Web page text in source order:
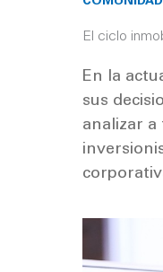
El ciclo
En la
sus
analizar